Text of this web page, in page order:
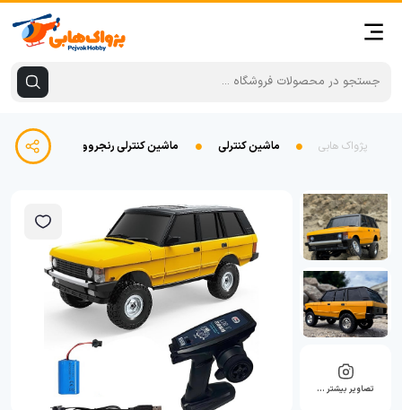
پژواک هابی ماشین کنترلی ماشین کنترلی رنجروور LDRC ld18401 1/18
تصاویر بیشتر …